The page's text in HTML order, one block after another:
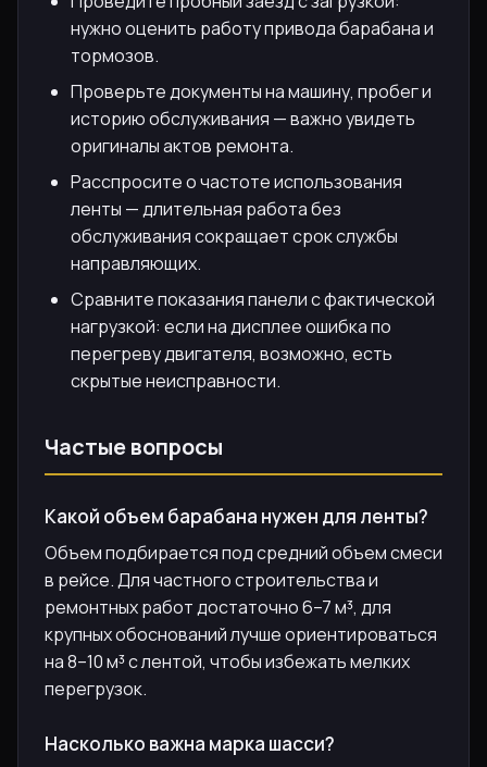
нужно оценить работу привода барабана и
тормозов.
Проверьте документы на машину, пробег и
историю обслуживания — важно увидеть
оригиналы актов ремонта.
Расспросите о частоте использования
ленты — длительная работа без
обслуживания сокращает срок службы
направляющих.
Сравните показания панели с фактической
нагрузкой: если на дисплее ошибка по
перегреву двигателя, возможно, есть
скрытые неисправности.
Частые вопросы
Какой объем барабана нужен для ленты?
Объем подбирается под средний объем смеси
в рейсе. Для частного строительства и
ремонтных работ достаточно 6–7 м³, для
крупных обоснований лучше ориентироваться
на 8–10 м³ с лентой, чтобы избежать мелких
перегрузок.
Насколько важна марка шасси?